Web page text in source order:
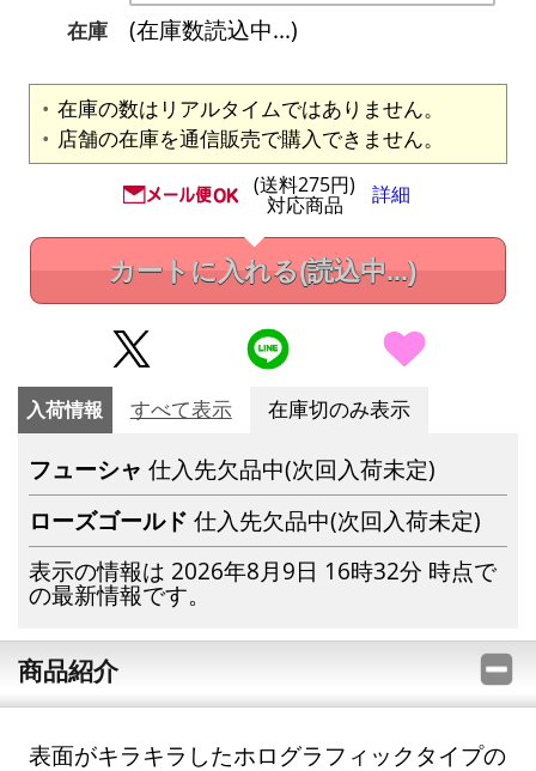
在庫
(在庫数読込中...)
在庫の数はリアルタイムではありません。
店舗の在庫を通信販売で購入できません。
(送料275円)
対応商品 詳細
カートに入れる(読込中...)
入荷情報 すべて表示 在庫切のみ表示
フューシャ仕入先欠品中(次回入荷未定)
ローズゴールド仕入先欠品中(次回入荷未定)
表示の情報は 2026年8月9日 16時32分 時点で
の最新情報です。
商品紹介
表面がキラキラしたホログラフィックタイプの